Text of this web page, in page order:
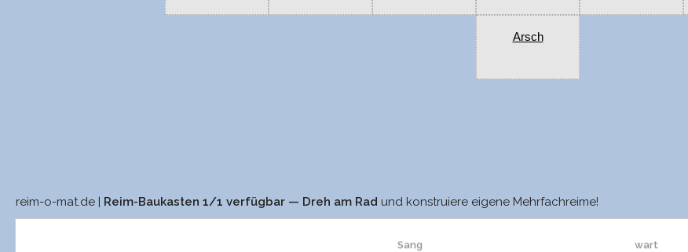
Arsch
reim-o-mat.de | Reim-Baukasten 1/1 verfügbar — Dreh am Rad und konstruiere eigene Mehrfachreime!
Sang wart